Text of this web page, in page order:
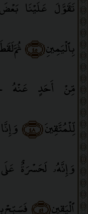
تَقَوَّلَ عَلَيْنَا
بِٱلْيَمِينِ﴿٤٥﴾ ثُمَّ
مِّنْ أَحَدٍ عَنْهُ
لِّلْمُتَّقِينَ ﴿٤٨﴾
وَإِنَّهُۥ لَحَسْرَةٌ
ٱلْيَقِينِ﴿٥١﴾ فَسَبِّحْ